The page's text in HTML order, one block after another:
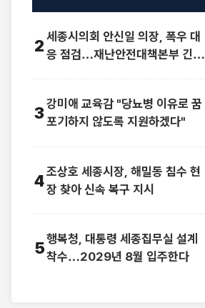
2 세종시의회 안신일 의장, 폭우 대
응 점검…재난안전대책본부 긴급
3 강미애 교육감 "당뇨병 이유로 꿈
포기하지 않도록 지원하겠다"
4조상호 세종시장, 해밀동 침수 현
장 찾아 신속 복구 지시
5행복청, 대통령 세종집무실 설계
착수…2029년 8월 입주한다